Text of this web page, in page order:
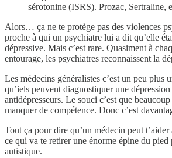
sérotonine (ISRS). Prozac, Sertraline,
Alors… ça ne te protège pas des violences
proche à qui un psychiatre lui a dit qu’elle
dépressive. Mais c’est rare. Quasiment à
entourage, les psychiatres reconnaissent la
Les médecins généralistes c’est un peu plus
qu’iels peuvent diagnostiquer une
antidépresseurs. Le souci c’est que
manquer de compétence. Donc c’est
Tout ça pour dire qu’un médecin peut
ce qui va te retirer une énorme épine du
autistique.